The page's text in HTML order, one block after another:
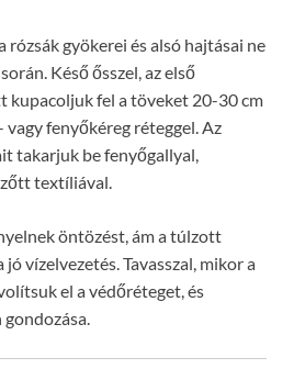
rózsák gyökerei és alsó hajtásai ne
Késő ősszel, az első
kupacoljuk fel a töveket 20-30 cm
fenyőkéreg réteggel. Az
takarjuk be fenyőgallyal,
textíliával.
öntözést, ám a túlzott
vízelvezetés. Tavasszal, mikor a
el a védőréteget, és
gondozása.